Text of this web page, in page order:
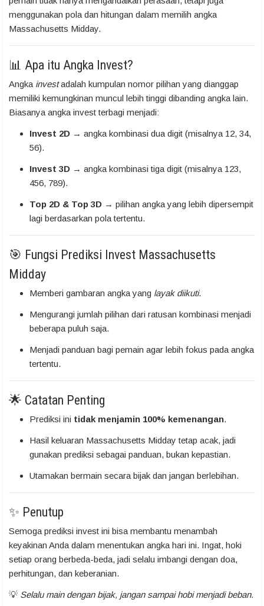
menggunakan pola dan hitungan dalam memilih angka
Massachusetts Midday.
📊 Apa itu Angka Invest?
Angka investadalah kumpulan nomor pilihan yang dianggap
memiliki kemungkinan muncul lebih tinggi dibanding angka lain.
Biasanya angka invest terbagi menjadi:
Invest 2D → angka kombinasi dua digit (misalnya 12, 34,
56).
Invest 3D → angka kombinasi tiga digit (misalnya 123,
456, 789).
Top 2D & Top 3D → pilihan angka yang lebih dipersempit
lagi berdasarkan pola tertentu.
🎯 Fungsi Prediksi Invest Massachusetts
Midday
Memberi gambaran angka yang layak diikuti.
Mengurangi jumlah pilihan dari ratusan kombinasi menjadi
beberapa puluh saja.
Menjadi panduan bagi pemain agar lebih fokus pada angka
tertentu.
🌟 Catatan Penting
Prediksi ini tidak menjamin 100% kemenangan.
Hasil keluaran Massachusetts Midday tetap acak, jadi
gunakan prediksi sebagai panduan, bukan kepastian.
Utamakan bermain secara bijak dan jangan berlebihan.
✨ Penutup
Semoga prediksi invest ini bisa membantu menambah
keyakinan Anda dalam menentukan angka hari ini. Ingat, hoki
setiap orang berbeda-beda, jadi selalu imbangi dengan doa,
perhitungan, dan keberanian.
💡 Selalu main dengan bijak, jangan sampai hobi menjadi beban.